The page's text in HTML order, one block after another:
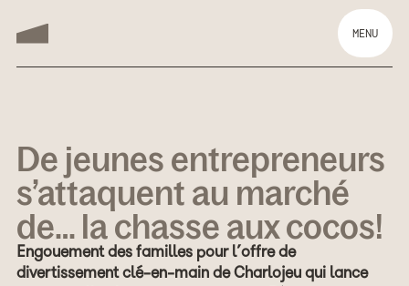
MENU
De jeunes entrepreneurs
s’attaquent au marché
de… la chasse aux cocos!
Engouement des familles pour l’offre de
divertissement clé-en-main de Charlojeu qui lance